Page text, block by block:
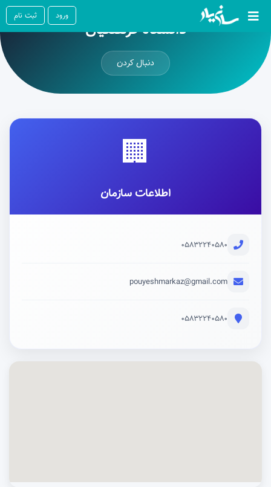
ورود ثبت نام
دانشگاه فرهنگیان
دنبال کردن
🏢
اطلاعات سازمان
05832240580
pouyeshmarkaz@gmail.com
05832240580